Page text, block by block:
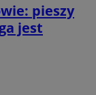
pieszy
jest